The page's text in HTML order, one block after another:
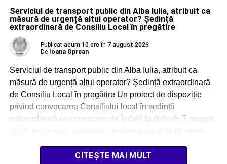
Serviciul de transport public din Alba Iulia, atribuit ca
măsură de urgență altui operator? Ședință
extraordinară de Consiliu Local în pregătire
Publicat acum 10 ore în 7 august 2026
De Ioana Oprean
Serviciul de transport public din Alba Iulia, atribuit ca
măsură de urgență altui operator? Ședință extraordinară
de Consiliu Local în pregătire Un proiect de dispoziție
privind convocarea Consiliului local în ședință
extraordinară cu convocare de îndată la data de 7 august
CITEȘTE MAI MULT